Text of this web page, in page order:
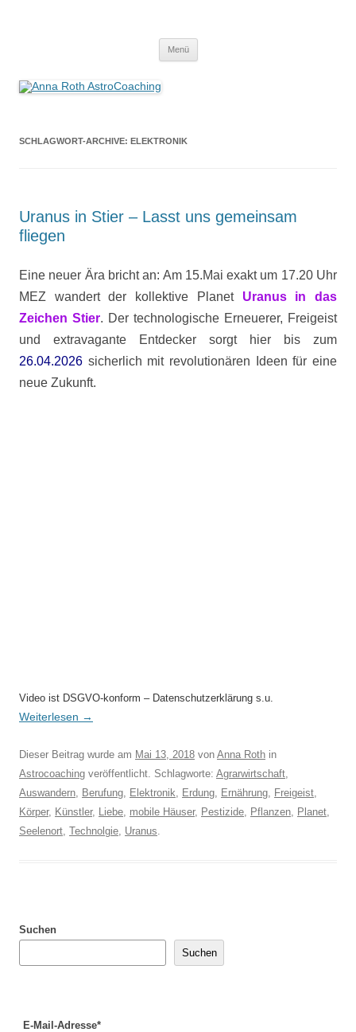
Menü
SCHLAGWORT-ARCHIVE: ELEKTRONIK
Uranus in Stier – Lasst uns gemeinsam
fliegen
Eine neuer Ära bricht an: Am 15.Mai exakt um 17.20 Uhr
MEZ wandert der kollektive Planet Uranus in das
Zeichen Stier. Der technologische Erneuerer, Freigeist
und extravagante Entdecker sorgt hier bis zum
26.04.2026 sicherlich mit revolutionären Ideen für eine
neue Zukunft.
Video ist DSGVO-konform – Datenschutzerklärung s.u.
Weiterlesen →
Dieser Beitrag wurde am Mai 13, 2018 von Anna Roth in
Astrocoaching veröffentlicht. Schlagworte: Agrarwirtschaft,
Auswandern, Berufung, Elektronik, Erdung, Ernährung, Freigeist,
Körper, Künstler, Liebe, mobile Häuser, Pestizide, Pflanzen, Planet,
Seelenort, Technolgie, Uranus.
Suchen
Suchen
E-Mail-Adresse*